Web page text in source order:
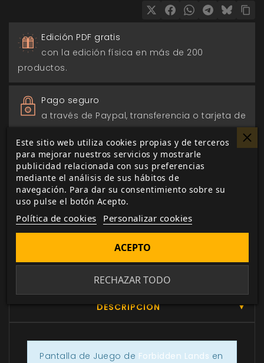
Edición PDF gratis
con la edición física en más de 200
productos.
Pago seguro
a través de Paypal, transferencia o tarjeta de
Entrega 24/48h
para envios nacionales.
actualizada con todos los juego canjeados
DESCRIPCIÓN ▼
Pantalla de Juego de Forbidden Lands en
Este sitio web utiliza cookies propias y de terceros
para mejorar nuestros servicios y mostrarle
publicidad relacionada con sus preferencias
mediante el análisis de sus hábitos de
navegación. Para dar su consentimiento sobre su
uso pulse el botón Acepto.
Política de cookies Personalizar cookies
RECHAZAR TODO
ACEPTO